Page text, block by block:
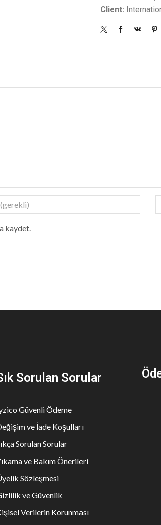
Client:
kaydet.
Sorulan Sorular
Güvenli Ödeme
ve İade Koşulları
Sorulan Sorular
ve Bakım Önerileri
Sözleşmesi
ve Güvenlik
Verilerin Korunması